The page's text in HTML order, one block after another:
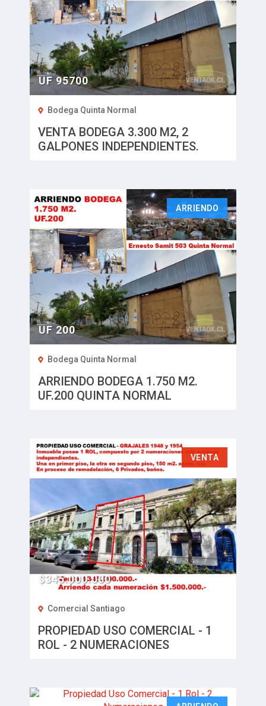
UF 95700
Bodega Quinta Normal
VENTA BODEGA 3.300 M2, 2
GALPONES INDEPENDIENTES.
ARRIENDO
UF 200
Bodega Quinta Normal
ARRIENDO BODEGA 1.750 M2.
UF.200 QUINTA NORMAL
VENTA
$345.000.000
Comercial Santiago
PROPIEDAD USO COMERCIAL - 1
ROL - 2 NUMERACIONES